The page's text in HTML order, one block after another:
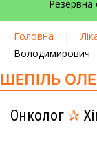
Головна |
Володимирович
ШЕПІЛЬ
Онколог ✰